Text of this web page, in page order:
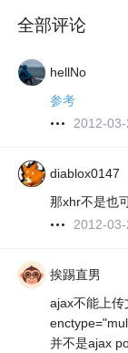
全部评论
hellNo
参考
2012-03-
diablox0147
那xhr不是也
2012-03-
挨踢直男
ajax不能上传
并不是ajax